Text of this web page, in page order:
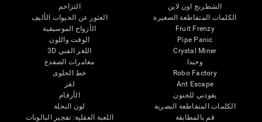
الشطرنج اون لاين
الكلمات المتقاطعة الصغيرة
Fruit Frenzy
Pipe Panic
Crystal Miner
وحيدا
Robo Factory
Ant Escape
يقودني للجنون
الكلمات المتقاطعة البصرية
قم بالمطابقة
التزاحم
العثور عن الحيوات الأليف
الأزواج الموسيقية
الوقت واللون
اللغز الفني 3D
مغامرات الضفدع
خط الحلوى
لغز
الأرقام
لون النحلة
اللعبة العقلية: تفجير البالونات